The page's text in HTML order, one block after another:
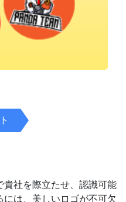
貴社を際立たせ、認識可能
は、美しいロゴが不可欠